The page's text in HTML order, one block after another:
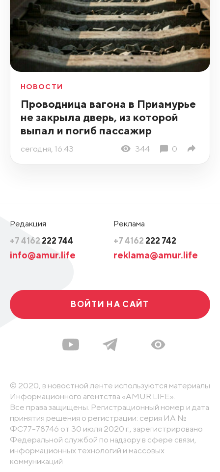
НОВОСТИ
Проводница вагона в Приамурье
не закрыла дверь, из которой
выпал и погиб пассажир
сегодня, 16:43 344 0
Редакция
+7 4162 222 744
info@amur.life
Реклама
+7 4162 222 742
reklama@amur.life
ВОЙТИ НА САЙТ
© 2020, в новостной ленте используются материалы
Информационного агентства «AMUR.LIFE».
Все права защищены. Регистрационный номер и дата
принятия решения о регистрации: серия ИА №
ФС77-78746 от 30 июля 2020 г., зарегистрировано
Федеральной службой по надзору в сфере связи,
информационных технологий и массовых
коммуникаций